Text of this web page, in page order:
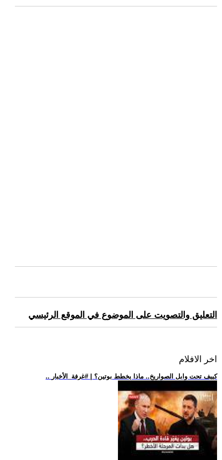
التعليق والتصويت على الموضوع في الموقع الرئيسي
اخر الافلام
.. كييف تحت وابل الصواريخ.. ماذا يخطط بوتين؟ | #غرفة_الأخبار